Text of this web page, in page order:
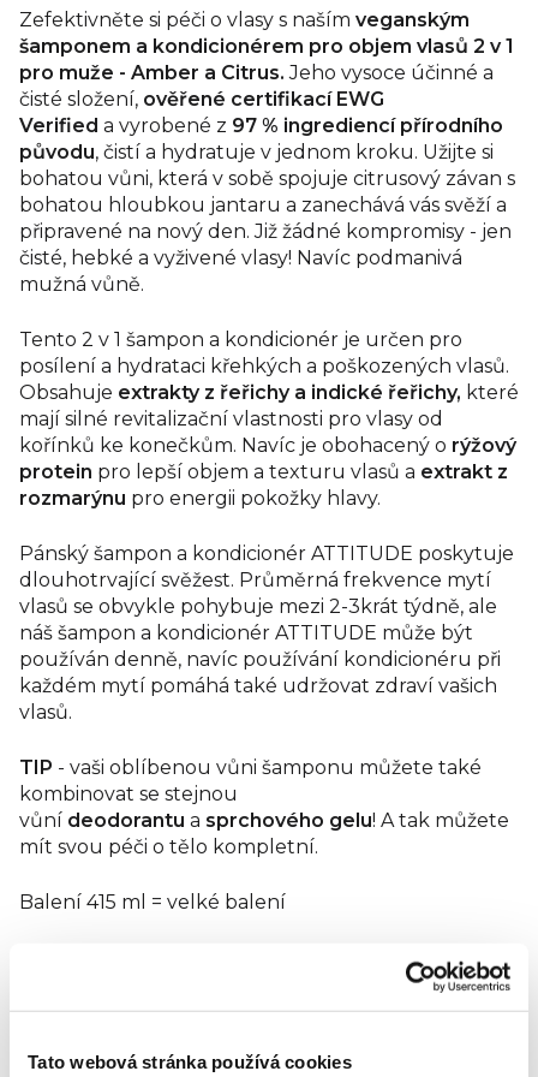
Tato webová stránka používá cookies
Zefektivněte si péči o vlasy s naším veganským
šamponem a kondicionérem pro objem vlasů 2 v 1
pro muže - Amber a Citrus.Jeho vysoce účinné a
čisté složení, ověřené certifikací EWG
Verified a vyrobené z 97 % ingrediencí přírodního
původu, čistí a hydratuje v jednom kroku. Užijte si
bohatou vůni, která v sobě spojuje citrusový závan s
bohatou hloubkou jantaru a zanechává vás svěží a
připravené na nový den. Již žádné kompromisy - jen
čisté, hebké a vyživené vlasy! Navíc podmanivá
mužná vůně.
Tento 2 v 1 šampon a kondicionér je určen pro
posílení a hydrataci křehkých a poškozených vlasů.
Obsahuje extrakty z řeřichy a indické řeřichy, které
mají silné revitalizační vlastnosti pro vlasy od
kořínků ke konečkům. Navíc je obohacený o rýžový
protein pro lepší objem a texturu vlasů a extrakt z
rozmarýnu pro energii pokožky hlavy.
Pánský šampon a kondicionér ATTITUDE poskytuje
dlouhotrvající svěžest. Průměrná frekvence mytí
vlasů se obvykle pohybuje mezi 2-3krát týdně, ale
náš šampon a kondicionér ATTITUDE může být
používán denně, navíc používání kondicionéru při
každém mytí pomáhá také udržovat zdraví vašich
vlasů.
TIP - vaši oblíbenou vůni šamponu můžete také
kombinovat se stejnou
vůní deodorantu a sprchového gelu! A tak můžete
mít svou péči o tělo kompletní.
Balení 415 ml = velké balení
Vyrobeno z 97 % složek přírodního původu
čištění a revitalizaci slabých a matných vlasů